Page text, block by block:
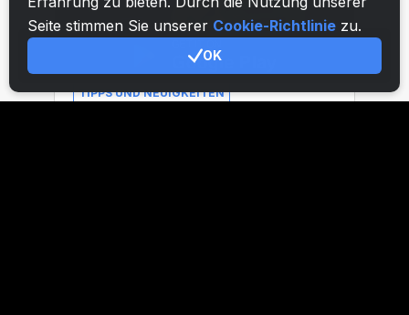
Seite stimmen Sie unserer Cookie-Richtlinie zu.
OK